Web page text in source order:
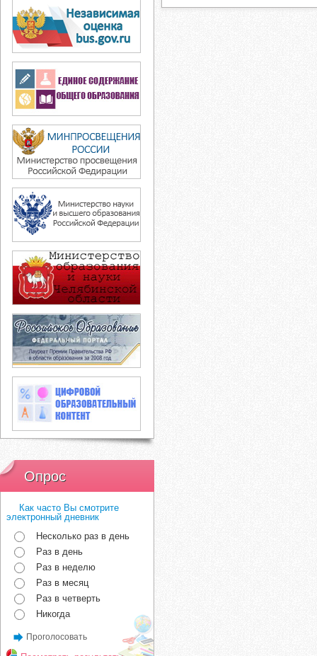
Опрос
Как часто Вы смотрите
электронный дневник
Несколько раз в день
Раз в день
Раз в неделю
Раз в месяц
Раз в четверть
Никогда
Проголосовать